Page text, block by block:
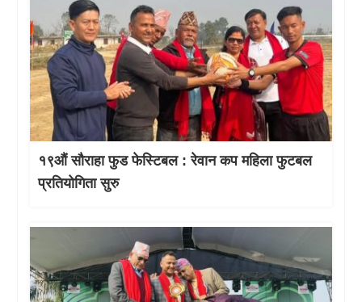
१९औं सौराहा फुड फेस्टिबल : रेवान कप महिला फुटबल
प्रतियोगिता सुरु